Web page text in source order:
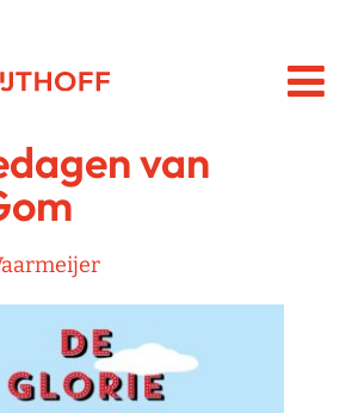
van